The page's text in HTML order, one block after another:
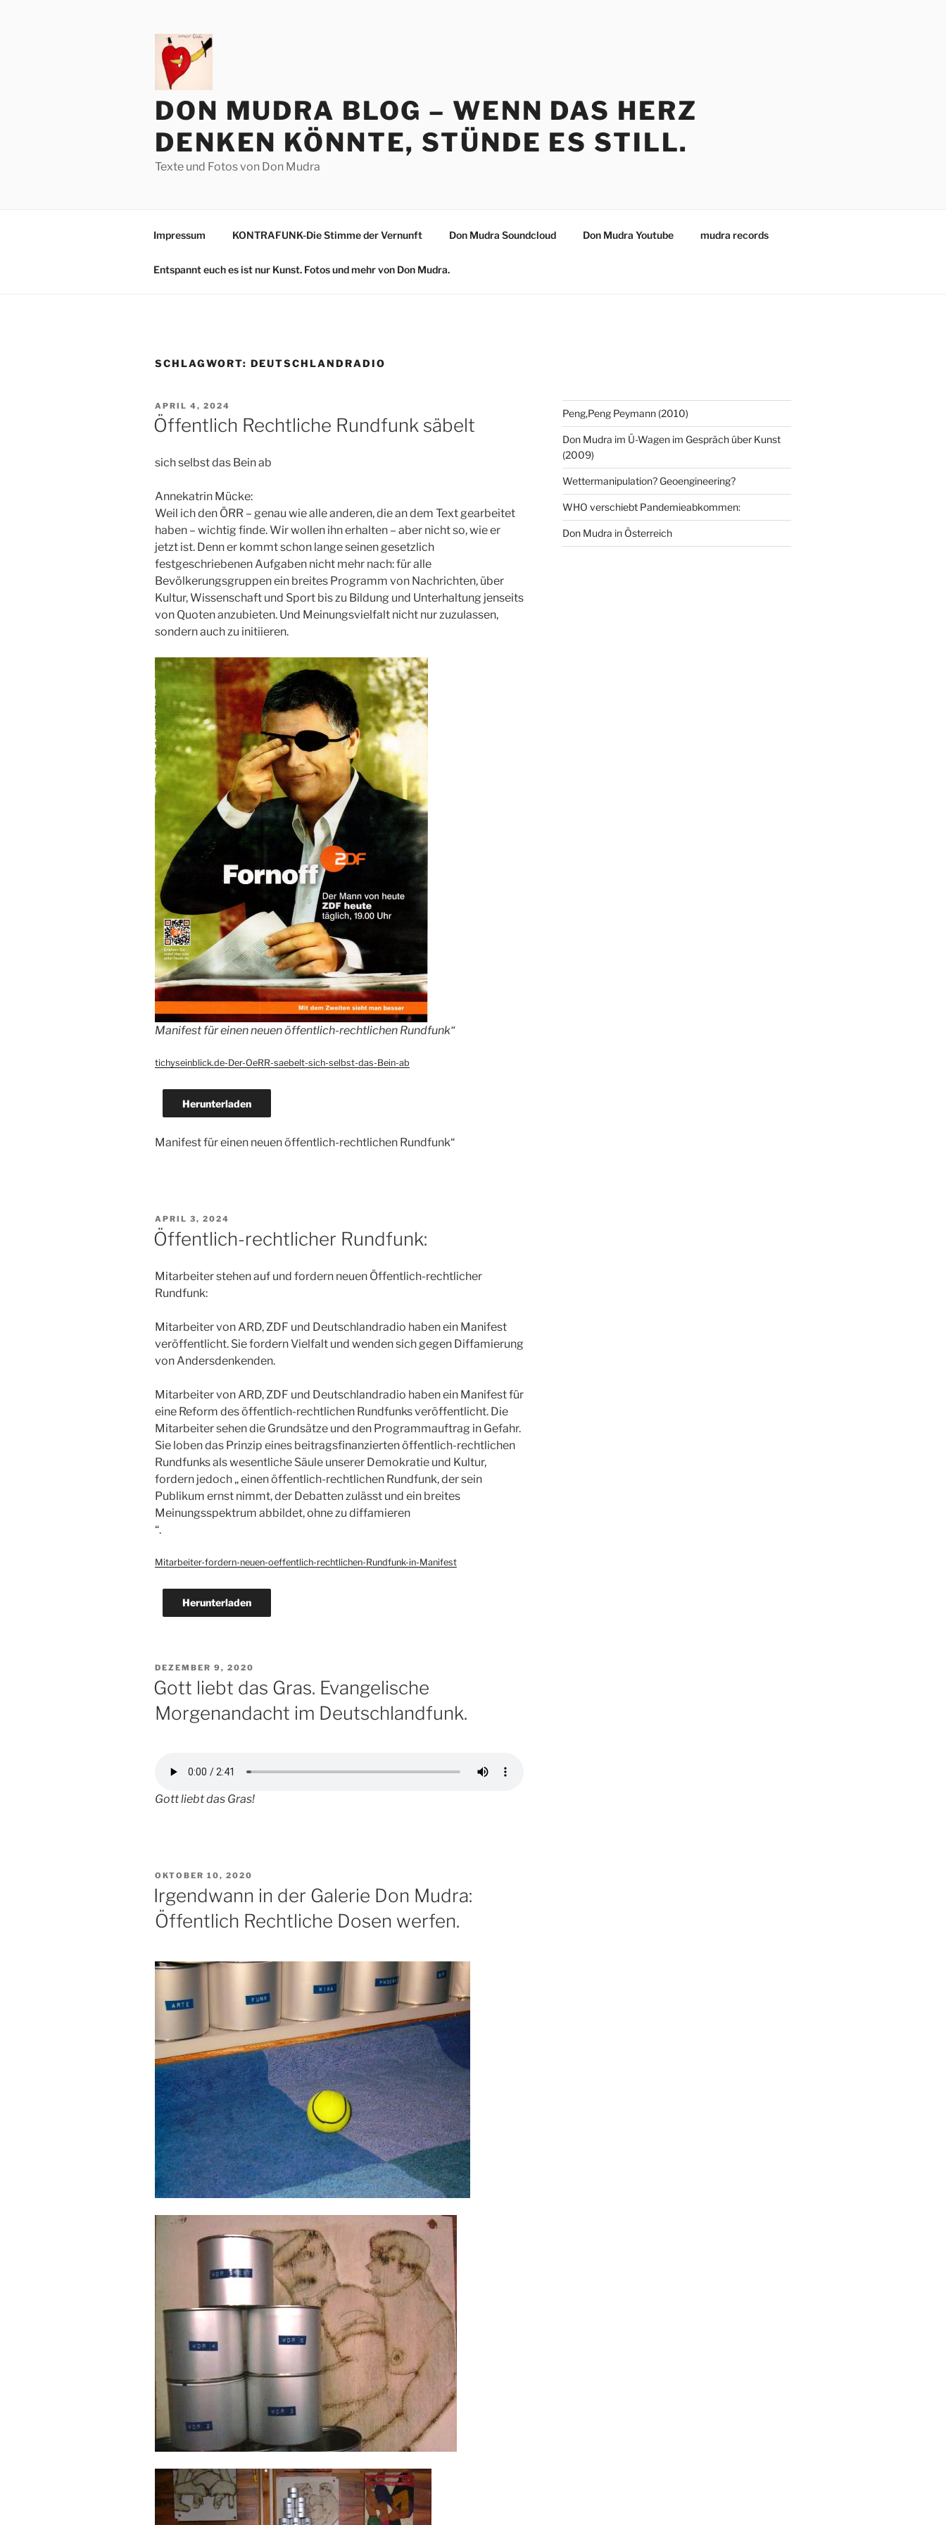
DON MUDRA BLOG – WENN DAS HERZ
DENKEN KÖNNTE, STÜNDE ES STILL.
Texte und Fotos von Don Mudra
Impressum KONTRAFUNK-Die Stimme der Vernunft Don Mudra Soundcloud Don Mudra Youtube mudra records
Entspannt euch es ist nur Kunst. Fotos und mehr von Don Mudra.
SCHLAGWORT: DEUTSCHLANDRADIO
VERÖFFENTLICHT
AM
APRIL 4, 2024
Öffentlich Rechtliche Rundfunk säbelt
sich selbst das Bein ab
Annekatrin Mücke:
Weil ich den ÖRR – genau wie alle anderen, die an dem Text gearbeitet
haben – wichtig finde. Wir wollen ihn erhalten – aber nicht so, wie er
jetzt ist. Denn er kommt schon lange seinen gesetzlich
festgeschriebenen Aufgaben nicht mehr nach: für alle
Bevölkerungsgruppen ein breites Programm von Nachrichten, über
Kultur, Wissenschaft und Sport bis zu Bildung und Unterhaltung jenseits
von Quoten anzubieten. Und Meinungsvielfalt nicht nur zuzulassen,
sondern auch zu initiieren.
Manifest für einen neuen öffentlich-rechtlichen Rundfunk“
tichyseinblick.de-Der-OeRR-saebelt-sich-selbst-das-Bein-ab
Herunterladen
Manifest für einen neuen öffentlich-rechtlichen Rundfunk“
VERÖFFENTLICHT
AM
APRIL 3, 2024
Öffentlich-rechtlicher Rundfunk:
Mitarbeiter stehen auf und fordern neuen Öffentlich-rechtlicher
Rundfunk:
Mitarbeiter von ARD, ZDF und Deutschlandradio haben ein Manifest
veröffentlicht. Sie fordern Vielfalt und wenden sich gegen Diffamierung
von Andersdenkenden.
Mitarbeiter von ARD, ZDF und Deutschlandradio haben ein Manifest für
eine Reform des öffentlich-rechtlichen Rundfunks veröffentlicht. Die
Mitarbeiter sehen die Grundsätze und den Programmauftrag in Gefahr.
Sie loben das Prinzip eines beitragsfinanzierten öffentlich-rechtlichen
Rundfunks als wesentliche Säule unserer Demokratie und Kultur,
fordern jedoch „ einen öffentlich-rechtlichen Rundfunk, der sein
Publikum ernst nimmt, der Debatten zulässt und ein breites
Meinungsspektrum abbildet, ohne zu diffamieren
“.
Mitarbeiter-fordern-neuen-oeffentlich-rechtlichen-Rundfunk-in-Manifest
Herunterladen
VERÖFFENTLICHT
AM
DEZEMBER 9, 2020
Gott liebt das Gras. Evangelische
Morgenandacht im Deutschlandfunk.
Gott liebt das Gras!
VERÖFFENTLICHT
AM
OKTOBER 10, 2020
Irgendwann in der Galerie Don Mudra:
Öffentlich Rechtliche Dosen werfen.
Peng,Peng Peymann (2010)
Don Mudra im Ü-Wagen im Gespräch über Kunst
(2009)
Wettermanipulation? Geoengineering?
WHO verschiebt Pandemieabkommen:
Don Mudra in Österreich